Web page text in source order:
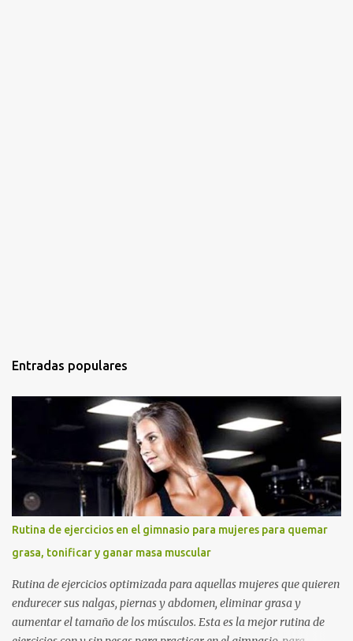
Entradas populares
Rutina de ejercicios en el gimnasio para mujeres para quemar
grasa, tonificar y ganar masa muscular
Rutina de ejercicios optimizada para aquellas mujeres que quieren
endurecer sus nalgas, piernas y abdomen, eliminar grasa y
aumentar el tamaño de los músculos. Esta es la mejor rutina de